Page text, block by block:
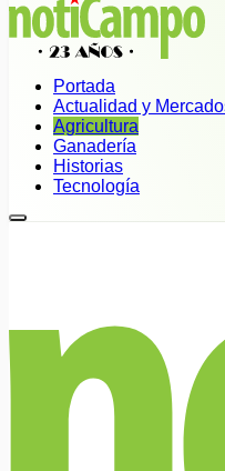
Portada
Actualidad y
Agricultura
Ganadería
Historias
Tecnología